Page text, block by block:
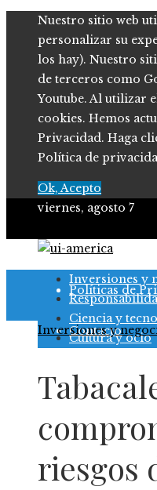
Nuestro sitio web
personalizar su
los hay). Nuestro
de terceros como
Youtube. Al utilizar
cookies. Hemos
Privacidad. Haga
Política de
Ok, Acepto
viernes, agosto 7
Quiénes somos
Políticas de
Contacto
Inversiones y
Ciencia y
Cultura y ocio
Inversiones y
riesgos